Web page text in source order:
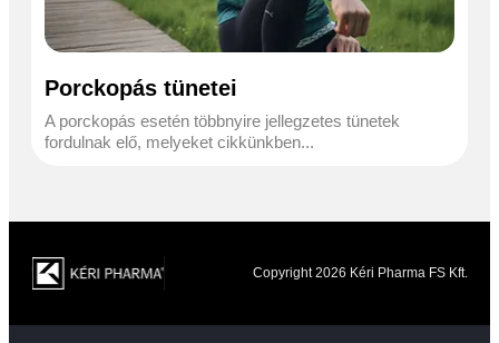
Porckopás tünetei
A porckopás esetén többnyire jellegzetes tünetek
fordulnak elő, melyeket cikkünkben...
Copyright 2026 Kéri Pharma FS Kft.